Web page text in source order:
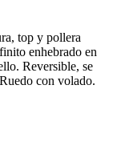
top y pollera
enhebrado en
Reversible, se
con volado.